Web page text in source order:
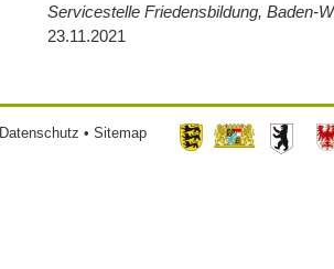
Servicestelle Friedensbildung, Baden-
23.11.2021
Datenschutz Sitemap